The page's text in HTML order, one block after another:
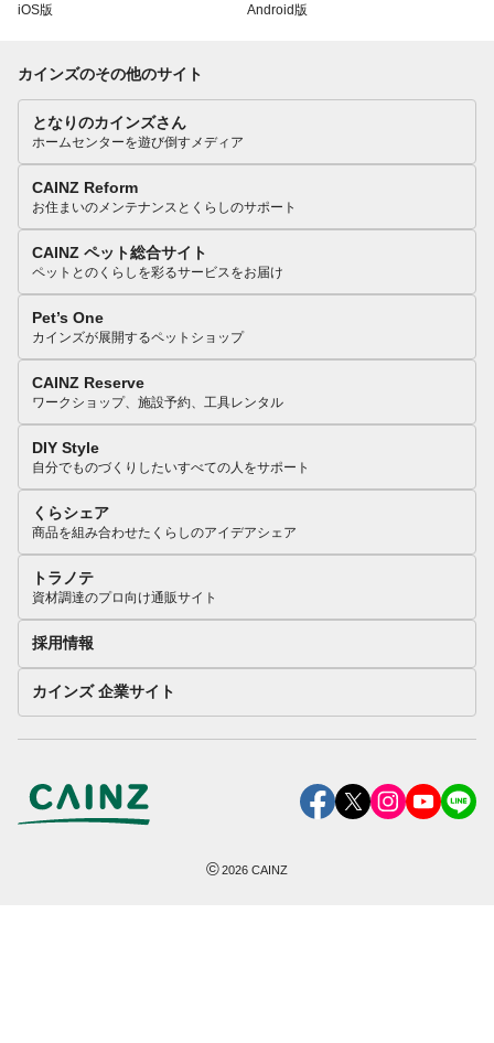
iOS版 Android版
カインズのその他のサイト
となりのカインズさん
ホームセンターを遊び倒すメディア
CAINZ Reform
お住まいのメンテナンスとくらしのサポート
CAINZ ペット総合サイト
ペットとのくらしを彩るサービスをお届け
Pet’s One
カインズが展開するペットショップ
CAINZ Reserve
ワークショップ、施設予約、工具レンタル
DIY Style
自分でものづくりしたいすべての人をサポート
くらシェア
商品を組み合わせたくらしのアイデアシェア
トラノテ
資材調達のプロ向け通販サイト
採用情報
カインズ 企業サイト
©2026 CAINZ